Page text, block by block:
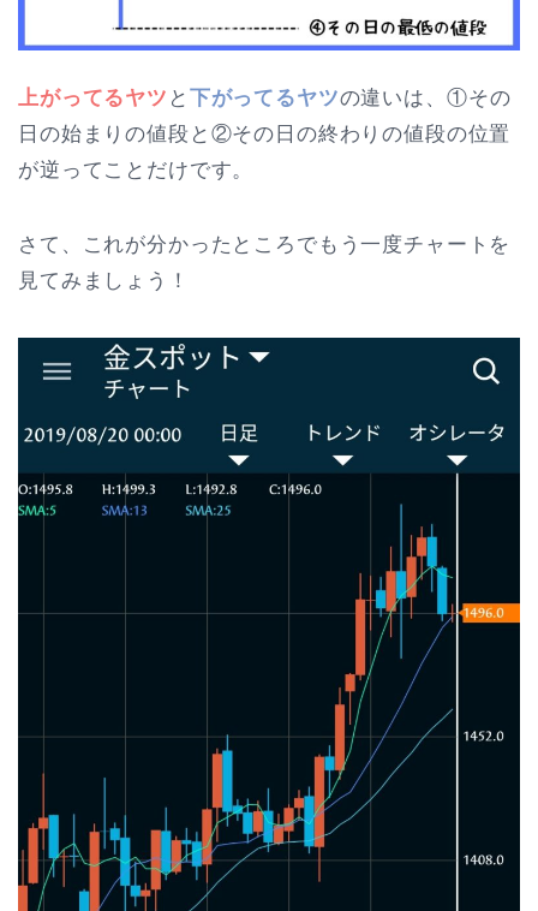
上がってるヤツ と 下がってるヤツの違いは、①その
日の始まりの値段と②その日の終わりの値段の位置
が逆ってことだけです。
さて、これが分かったところでもう一度チャートを
見てみましょう！